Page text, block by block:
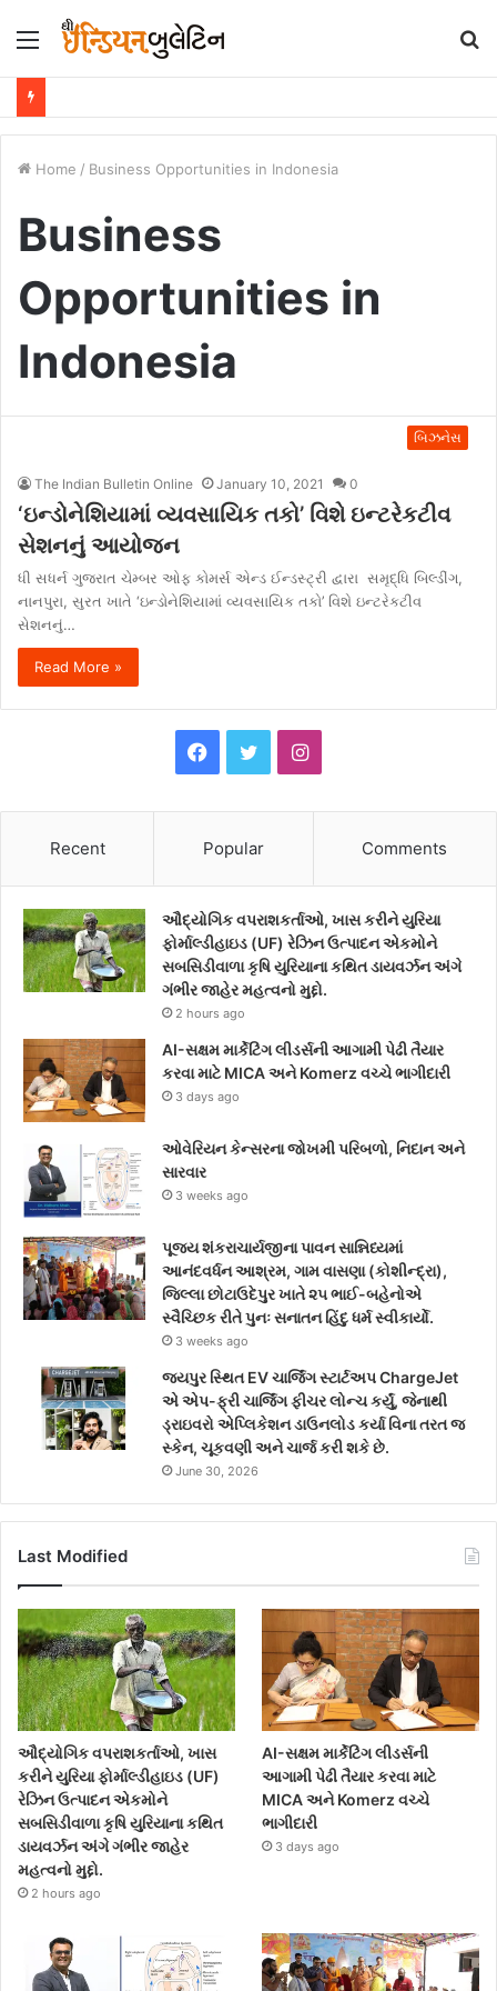
Menu
Home / Business Opportunities in Indonesia
Business
Opportunities in
Indonesia
બિઝનેસ
The Indian Bulletin Online January 10, 2021 0
‘ઇન્ડોનેશિયામાં વ્યવસાયિક તકો’ વિશે ઇન્ટરેકટીવ
સેશનનું આયોજન
ધી સધર્ન ગુજરાત ચેમ્બર ઓફ કોમર્સ એન્ડ ઈન્ડસ્ટ્રી દ્વારા સમૃદ્ધિ બિલ્ડીંગ,
નાનપુરા, સુરત ખાતે ‘ઇન્ડોનેશિયામાં વ્યવસાયિક તકો’ વિશે ઇન્ટરેકટીવ
સેશનનું…
Read More »
c
e
b
o
o
k
i
t
t
e
I
t
a
g
a
Recent Popular Comments
ઔદ્યોગિક વપરાશકર્તાઓ, ખાસ કરીને યુરિયા
ફોર્માલ્ડીહાઇડ (UF) રેઝિન ઉત્પાદન એકમોને
સબસિડીવાળા કૃષિ યુરિયાના કથિત ડાયવર્ઝન અંગે
ગંભીર જાહેર મહત્વનો મુદ્દો.
2 hours ago
AI-સક્ષમ માર્કેટિંગ લીડર્સની આગામી પેઢી તૈયાર
કરવા માટે MICA અને Komerz વચ્ચે ભાગીદારી
3 days ago
ઓવેરિયન કેન્સરના જોખમી પરિબળો, નિદાન અને
સારવાર
3 weeks ago
પૂજ્ય શંકરાચાર્યજીના પાવન સાન્નિધ્યમાં
આનંદવર્ધન આશ્રમ, ગામ વાસણા (કોશીન્દ્રા),
જિલ્લા છોટાઉદેપુર ખાતે ૨૫ ભાઈ-બહેનોએ
સ્વૈચ્છિક રીતે પુનઃ સનાતન હિંદુ ધર્મ સ્વીકાર્યો.
3 weeks ago
જયપુર સ્થિત EV ચાર્જિંગ સ્ટાર્ટઅપ ChargeJet
એ એપ-ફ્રી ચાર્જિંગ ફીચર લોન્ચ કર્યું, જેનાથી
ડ્રાઇવરો એપ્લિકેશન ડાઉનલોડ કર્યા વિના તરત જ
સ્કેન, ચૂકવણી અને ચાર્જ કરી શકે છે.
June 30, 2026
Last Modified
ઔદ્યોગિક વપરાશકર્તાઓ, ખાસ
કરીને યુરિયા ફોર્માલ્ડીહાઇડ (UF)
રેઝિન ઉત્પાદન એકમોને
સબસિડીવાળા કૃષિ યુરિયાના કથિત
ડાયવર્ઝન અંગે ગંભીર જાહેર
મહત્વનો મુદ્દો.
2 hours ago
AI-સક્ષમ માર્કેટિંગ લીડર્સની
આગામી પેઢી તૈયાર કરવા માટે
MICA અને Komerz વચ્ચે
ભાગીદારી
3 days ago